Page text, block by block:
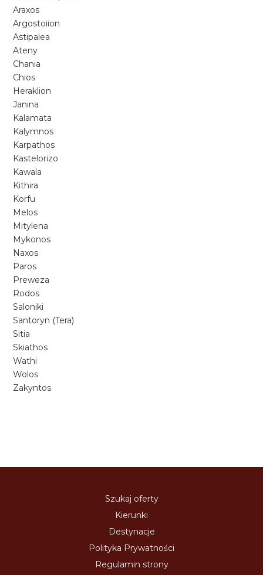
Araxos
Argostoiion
Astipalea
Ateny
Chania
Chios
Heraklion
Janina
Kalamata
Kalymnos
Karpathos
Kastelorizo
Kawala
Kithira
Korfu
Melos
Mitylena
Mykonos
Naxos
Paros
Preweza
Rodos
Saloniki
Santoryn (Tera)
Sitia
Skiathos
Wathi
Wolos
Zakyntos
Szukaj oferty
Kierunki
Destynacje
Polityka Prywatności
Regulamin strony